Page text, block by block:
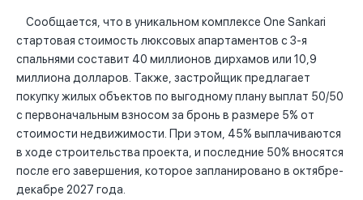
Сообщается, что в уникальном комплексе One Sankari
стартовая стоимость люксовых апартаментов с 3-я
спальнями составит 40 миллионов дирхамов или 10,9
миллиона долларов. Также, застройщик предлагает
покупку жилых объектов по выгодному плану выплат 50/50
с первоначальным взносом за бронь в размере 5% от
стоимости недвижимости. При этом, 45% выплачиваются
в ходе строительства проекта, и последние 50% вносятся
после его завершения, которое запланировано в октябре-
декабре 2027 года.